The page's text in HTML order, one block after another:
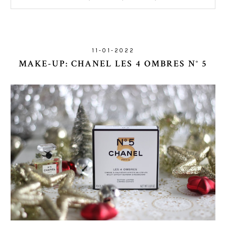
11-01-2022
MAKE-UP: CHANEL LES 4 OMBRES N° 5